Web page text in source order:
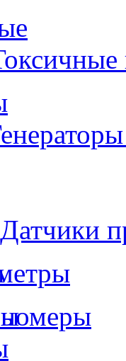
Датчики